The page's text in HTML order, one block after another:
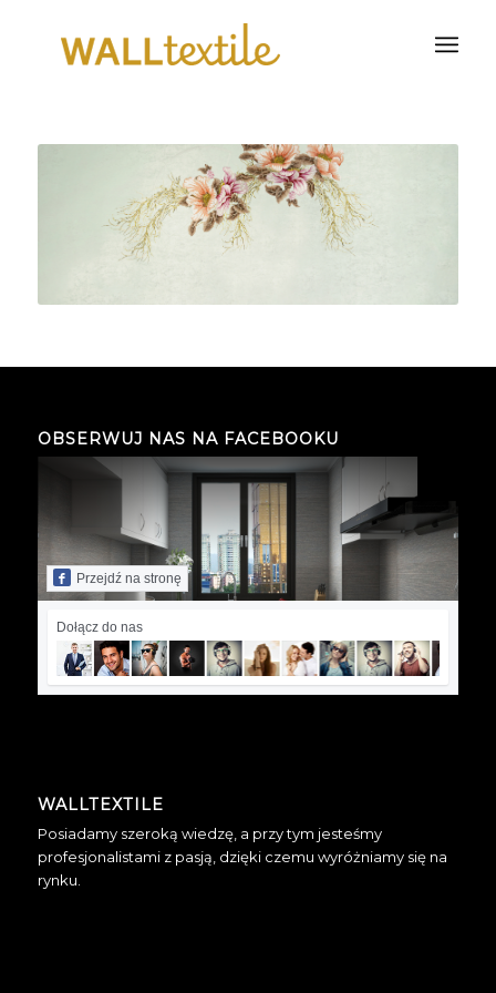
OBSERWUJ NAS NA FACEBOOKU
Przejdź na stronę
Dołącz do nas
WALLTEXTILE
Posiadamy szeroką wiedzę, a przy tym jesteśmy
profesjonalistami z pasją, dzięki czemu wyróżniamy się na
rynku.